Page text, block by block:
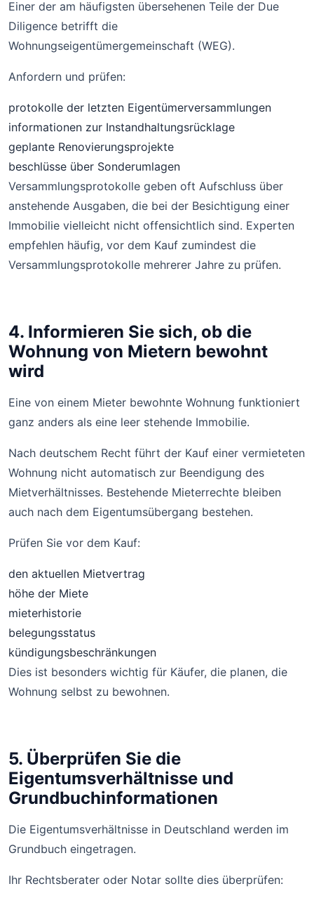
Einer der am häufigsten übersehenen Teile der Due
Diligence betrifft die
Wohnungseigentümergemeinschaft (WEG).
Anfordern und prüfen:
protokolle der letzten Eigentümerversammlungen
informationen zur Instandhaltungsrücklage
geplante Renovierungsprojekte
beschlüsse über Sonderumlagen
Versammlungsprotokolle geben oft Aufschluss über
anstehende Ausgaben, die bei der Besichtigung einer
Immobilie vielleicht nicht offensichtlich sind. Experten
empfehlen häufig, vor dem Kauf zumindest die
Versammlungsprotokolle mehrerer Jahre zu prüfen.
4. Informieren Sie sich, ob die
Wohnung von Mietern bewohnt
wird
Eine von einem Mieter bewohnte Wohnung funktioniert
ganz anders als eine leer stehende Immobilie.
Nach deutschem Recht führt der Kauf einer vermieteten
Wohnung nicht automatisch zur Beendigung des
Mietverhältnisses. Bestehende Mieterrechte bleiben
auch nach dem Eigentumsübergang bestehen.
Prüfen Sie vor dem Kauf:
den aktuellen Mietvertrag
höhe der Miete
mieterhistorie
belegungsstatus
kündigungsbeschränkungen
Dies ist besonders wichtig für Käufer, die planen, die
Wohnung selbst zu bewohnen.
5. Überprüfen Sie die
Eigentumsverhältnisse und
Grundbuchinformationen
Die Eigentumsverhältnisse in Deutschland werden im
Grundbuch eingetragen.
Ihr Rechtsberater oder Notar sollte dies überprüfen: